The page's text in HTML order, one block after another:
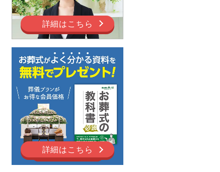
詳細はこちら
詳細はこちら